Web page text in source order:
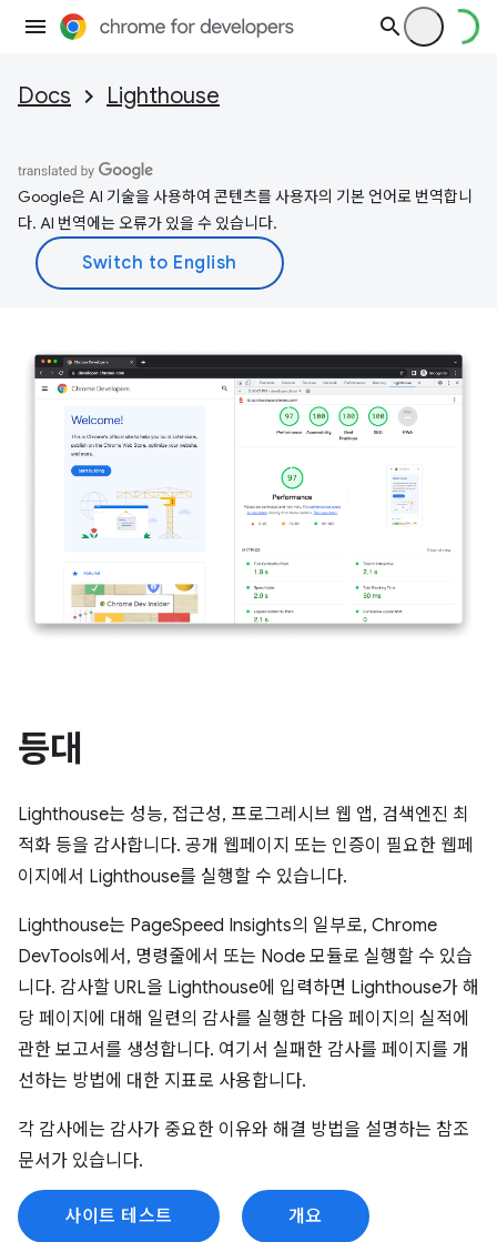
Docs Lighthouse
Google은 AI 기술을 사용하여 콘텐츠를 사용자의 기본 언어로 번역합니
다. AI 번역에는 오류가 있을 수 있습니다.
등대
Lighthouse는 성능, 접근성, 프로그레시브 웹 앱, 검색엔진 최
적화 등을 감사합니다. 공개 웹페이지 또는 인증이 필요한 웹페
이지에서 Lighthouse를 실행할 수 있습니다.
Lighthouse는 PageSpeed Insights의 일부로, Chrome
DevTools에서, 명령줄에서 또는 Node 모듈로 실행할 수 있습
니다. 감사할 URL을 Lighthouse에 입력하면 Lighthouse가 해
당 페이지에 대해 일련의 감사를 실행한 다음 페이지의 실적에
관한 보고서를 생성합니다. 여기서 실패한 감사를 페이지를 개
선하는 방법에 대한 지표로 사용합니다.
각 감사에는 감사가 중요한 이유와 해결 방법을 설명하는 참조
문서가 있습니다.
사이트 테스트 개요